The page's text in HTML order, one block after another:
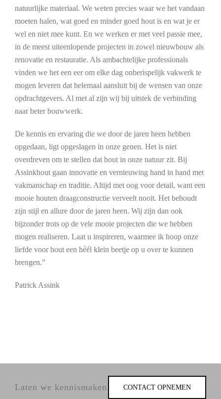
natuurlijke materiaal. We weten precies waar we het vandaan
moeten halen, wat goed en minder goed hout is en wat je er
wel en niet mee kunt. En we werken er met veel passie mee,
in de meest uiteenlopende projecten in zowel nieuwbouw als
renovatie en restauratie. Als ambachtelijke professionals
vinden we het een eer om elke dag onberispelijk vakwerk te
mogen leveren dat helemaal aansluit bij de wensen van onze
opdrachtgevers. Al met al zijn wij bij uitstek de verbinding
naar beter bouwwerk.
De kennis en ervaring die we door de jaren heen hebben
opgedaan, ligt opgeslagen in onze genen. Het is niet
overdreven om te stellen dat hout in onze natuur zit. Bij
Assinkhout gaan innovatie en vernieuwing hand in hand met
vakmanschap en traditie. Altijd met oog voor detail, want een
mooie houten draagconstructie verveelt nooit. Het behoudt
zijn stijl en allure door de jaren heen. Wij zijn dan ook
bijzonder trots op de vele mooie projecten die we hebben
mogen realiseren. Laat u inspireren, waarmee ik hoop onze
liefde voor hout een héél klein beetje op u over te kunnen
brengen.”
Patrick Assink
Laten we kennismaken CONTACT OPNEMEN